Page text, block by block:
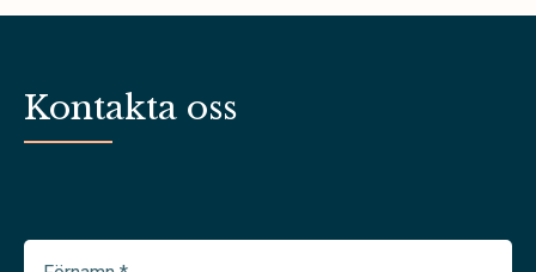
Kontakta oss